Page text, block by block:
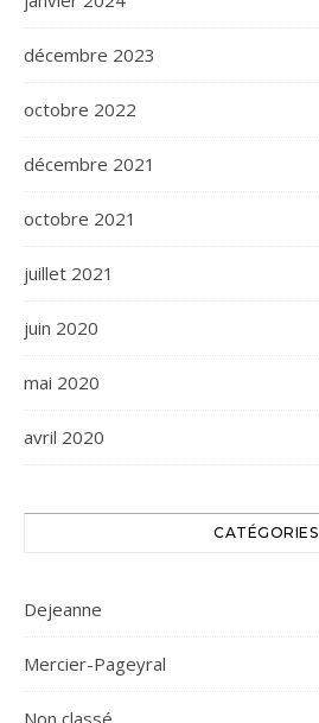
décembre 2023
octobre 2022
décembre 2021
octobre 2021
juillet 2021
juin 2020
mai 2020
avril 2020
CATÉGORIES
Dejeanne
Mercier-Pageyral
Non classé